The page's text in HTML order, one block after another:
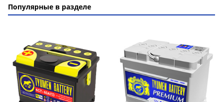
Популярные в разделе